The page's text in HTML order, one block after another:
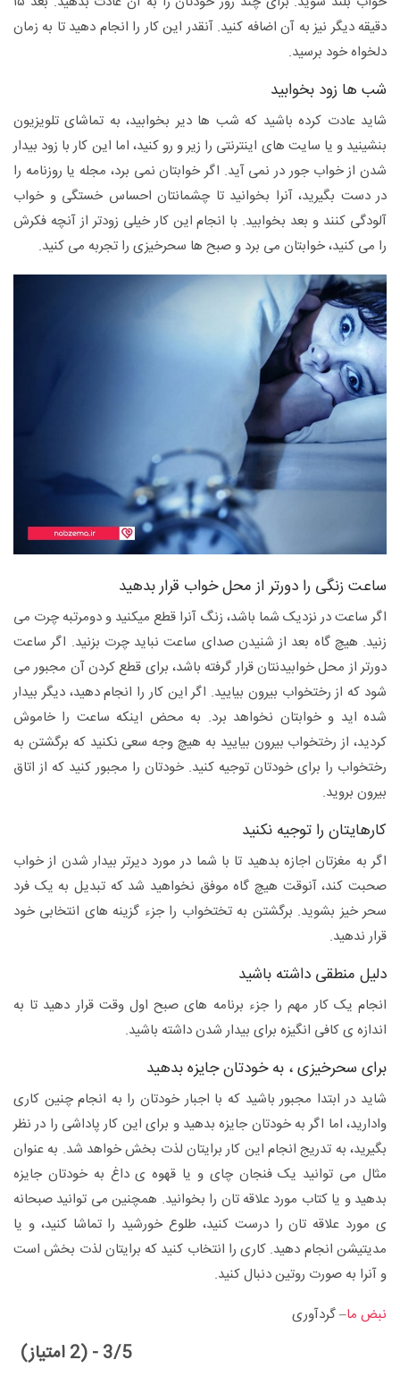
دقیقه دیگر نیز به آن اضافه کنید. آنقدر این کار را انجام دهید تا به زمان
دلخواه خود برسید.
شب ها زود بخوابید
شاید عادت کرده باشید که شب ها دیر بخوابید، به تماشای تلویزیون
بنشینید و یا سایت های اینترنتی را زیر و رو کنید، اما این کار با زود بیدار
شدن از خواب جور در نمی آید. اگر خوابتان نمی برد، مجله یا روزنامه را
در دست بگیرید، آنرا بخوانید تا چشمانتان احساس خستگی و خواب
آلودگی کنند و بعد بخوابید. با انجام این کار خیلی زودتر از آنچه فکرش
را می کنید، خوابتان می برد و صبح ها سحرخیزی را تجربه می کنید.
ساعت زنگی را دورتر از محل خواب قرار بدهید
اگر ساعت در نزدیک شما باشد، زنگ آنرا قطع میکنید و دومرتبه چرت می
زنید. هیچ گاه بعد از شنیدن صدای ساعت نباید چرت بزنید. اگر ساعت
دورتر از محل خوابیدنتان قرار گرفته باشد، برای قطع کردن آن مجبور می
شود که از رختخواب بیرون بیایید. اگر این کار را انجام دهید، دیگر بیدار
شده اید و خوابتان نخواهد برد. به محض اینکه ساعت را خاموش
کردید، از رختخواب بیرون بیایید به هیچ وجه سعی نکنید که برگشتن به
رختخواب را برای خودتان توجیه کنید. خودتان را مجبور کنید که از اتاق
بیرون بروید.
کارهایتان را توجیه نکنید
اگر به مغزتان اجازه بدهید تا با شما در مورد دیرتر بیدار شدن از خواب
صحبت کند، آنوقت هیچ گاه موفق نخواهید شد که تبدیل به یک فرد
سحر خیز بشوید. برگشتن به تختخواب را جزء گزینه های انتخابی خود
قرار ندهید.
دلیل منطقی داشته باشید
انجام یک کار مهم را جزء برنامه های صبح اول وقت قرار دهید تا به
اندازه ی کافی انگیزه برای بیدار شدن داشته باشید.
برای سحرخیزی ، به خودتان جایزه بدهید
شاید در ابتدا مجبور باشید که با اجبار خودتان را به انجام چنین کاری
وادارید، اما اگر به خودتان جایزه بدهید و برای این کار پاداشی را در نظر
بگیرید، به تدریج انجام این کار برایتان لذت بخش خواهد شد. به عنوان
مثال می توانید یک فنجان چای و یا قهوه ی داغ به خودتان جایزه
بدهید و یا کتاب مورد علاقه تان را بخوانید. همچنین می توانید صبحانه
ی مورد علاقه تان را درست کنید، طلوع خورشید را تماشا کنید، و یا
مدیتیشن انجام دهید. کاری را انتخاب کنید که برایتان لذت بخش است
و آنرا به صورت روتین دنبال کنید.
نبض ما– گردآوری
3/5 - (2 امتیاز)